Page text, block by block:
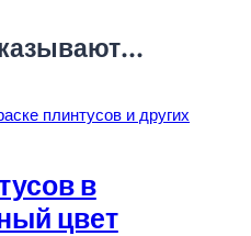
в
цвет